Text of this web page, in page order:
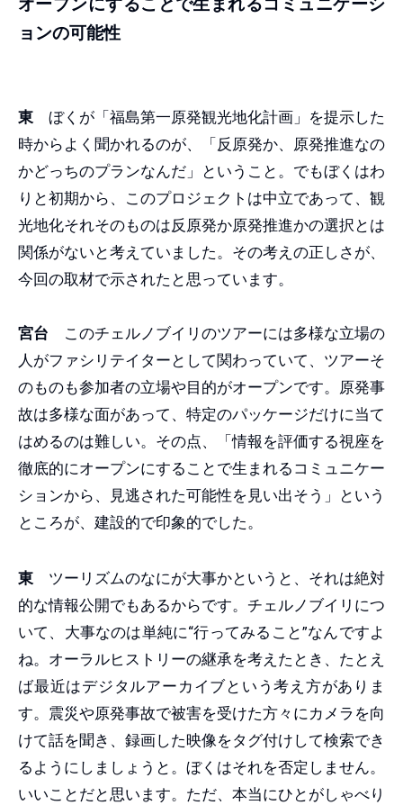
オープンにすることで生まれるコミュニケーシ
ョンの可能性
東 ぼくが「福島第一原発観光地化計画」を提示した
時からよく聞かれるのが、「反原発か、原発推進なの
かどっちのプランなんだ」ということ。でもぼくはわ
りと初期から、このプロジェクトは中立であって、観
光地化それそのものは反原発か原発推進かの選択とは
関係がないと考えていました。その考えの正しさが、
今回の取材で示されたと思っています。
宮台 このチェルノブイリのツアーには多様な立場の
人がファシリテイターとして関わっていて、ツアーそ
のものも参加者の立場や目的がオープンです。原発事
故は多様な面があって、特定のパッケージだけに当て
はめるのは難しい。その点、「情報を評価する視座を
徹底的にオープンにすることで生まれるコミュニケー
ションから、見逃された可能性を見い出そう」という
ところが、建設的で印象的でした。
東 ツーリズムのなにが大事かというと、それは絶対
的な情報公開でもあるからです。チェルノブイリにつ
いて、大事なのは単純に“行ってみること”なんですよ
ね。オーラルヒストリーの継承を考えたとき、たとえ
ば最近はデジタルアーカイブという考え方がありま
す。震災や原発事故で被害を受けた方々にカメラを向
けて話を聞き、録画した映像をタグ付けして検索でき
るようにしましょうと。ぼくはそれを否定しません。
いいことだと思います。ただ、本当にひとがしゃべり